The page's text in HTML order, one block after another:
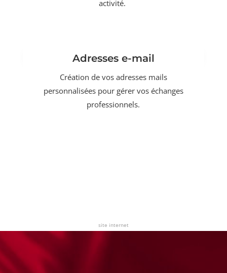
activité.
Adresses e-mail
Création de vos adresses mails
personnalisées pour gérer vos échanges
professionnels.
site internet